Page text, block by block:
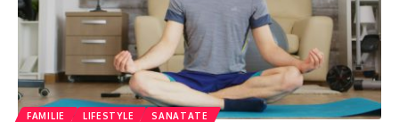
FAMILIE LIFESTYLE SANATATE